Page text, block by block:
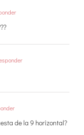
de la 9 horizontal?